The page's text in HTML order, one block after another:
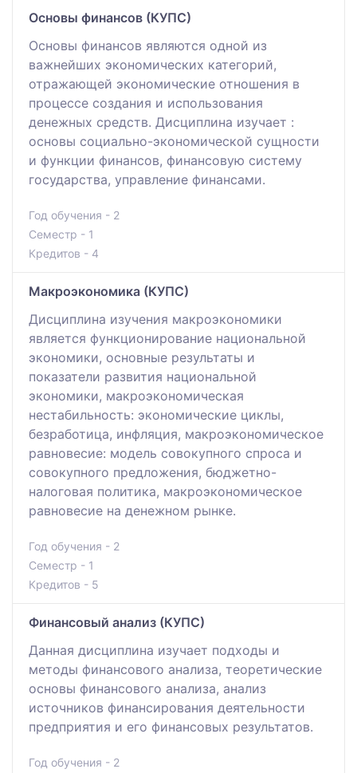
Основы финансов (КУПС)
Основы финансов являются одной из
важнейших экономических категорий,
отражающей экономические отношения в
процессе создания и использования
денежных средств. Дисциплина изучает :
основы социально-экономической сущности
и функции финансов, финансовую систему
государства, управление финансами.
Год обучения - 2
Семестр - 1
Кредитов - 4
Макроэкономика (КУПС)
Дисциплина изучения макроэкономики
является функционирование национальной
экономики, основные результаты и
показатели развития национальной
экономики, макроэкономическая
нестабильность: экономические циклы,
безработица, инфляция, макроэкономическое
равновесие: модель совокупного спроса и
совокупного предложения, бюджетно-
налоговая политика, макроэкономическое
равновесие на денежном рынке.
Год обучения - 2
Семестр - 1
Кредитов - 5
Финансовый анализ (КУПС)
Данная дисциплина изучает подходы и
методы финансового анализа, теоретические
основы финансового анализа, анализ
источников финансирования деятельности
предприятия и его финансовых результатов.
Год обучения - 2